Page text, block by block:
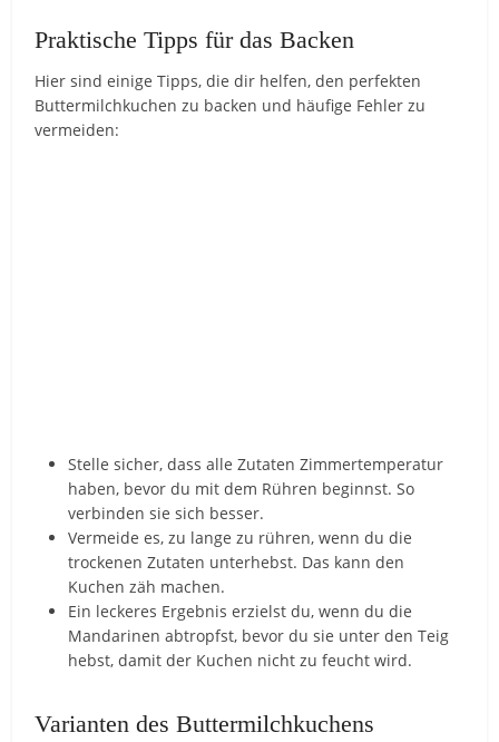
Praktische Tipps für das Backen
Hier sind einige Tipps, die dir helfen, den perfekten
Buttermilchkuchen zu backen und häufige Fehler zu
vermeiden:
Stelle sicher, dass alle Zutaten Zimmertemperatur
haben, bevor du mit dem Rühren beginnst. So
verbinden sie sich besser.
Vermeide es, zu lange zu rühren, wenn du die
trockenen Zutaten unterhebst. Das kann den
Kuchen zäh machen.
Ein leckeres Ergebnis erzielst du, wenn du die
Mandarinen abtropfst, bevor du sie unter den Teig
hebst, damit der Kuchen nicht zu feucht wird.
Varianten des Buttermilchkuchens